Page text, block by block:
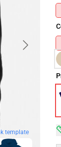
template